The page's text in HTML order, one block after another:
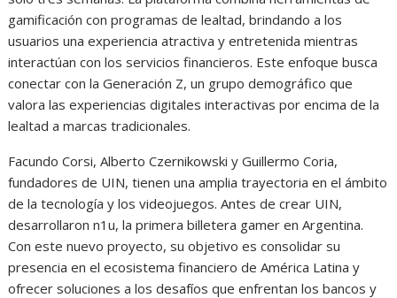
gamificación con programas de lealtad, brindando a los
usuarios una experiencia atractiva y entretenida mientras
interactúan con los servicios financieros. Este enfoque busca
conectar con la Generación Z, un grupo demográfico que
valora las experiencias digitales interactivas por encima de la
lealtad a marcas tradicionales.
Facundo Corsi, Alberto Czernikowski y Guillermo Coria,
fundadores de UIN, tienen una amplia trayectoria en el ámbito
de la tecnología y los videojuegos. Antes de crear UIN,
desarrollaron n1u, la primera billetera gamer en Argentina.
Con este nuevo proyecto, su objetivo es consolidar su
presencia en el ecosistema financiero de América Latina y
ofrecer soluciones a los desafíos que enfrentan los bancos y